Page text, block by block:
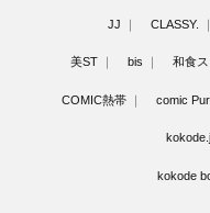
JJ CLASSY.
美ST bis 和食
COMIC熱帯 comic
kokode